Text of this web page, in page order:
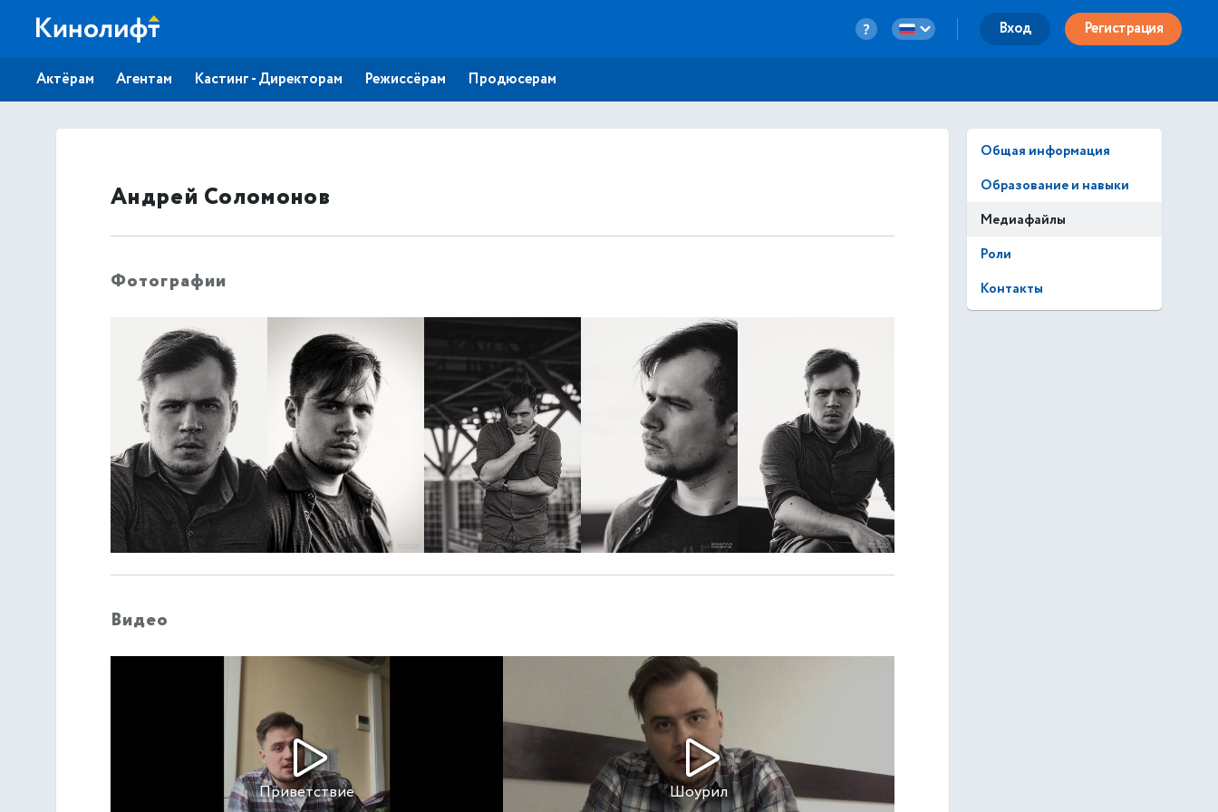
Вход Регистрация
Актёрам Агентам Кастинг - Директорам Режиссёрам Продюсерам
Андрей Соломонов
Фотографии
Видео
Приветствие Шоурил
Общая информация
Образование и навыки
Медиафайлы
Роли
Контакты